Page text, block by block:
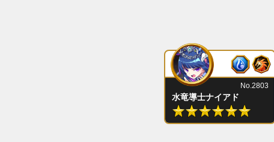
水竜導士ナイアド
No.2803